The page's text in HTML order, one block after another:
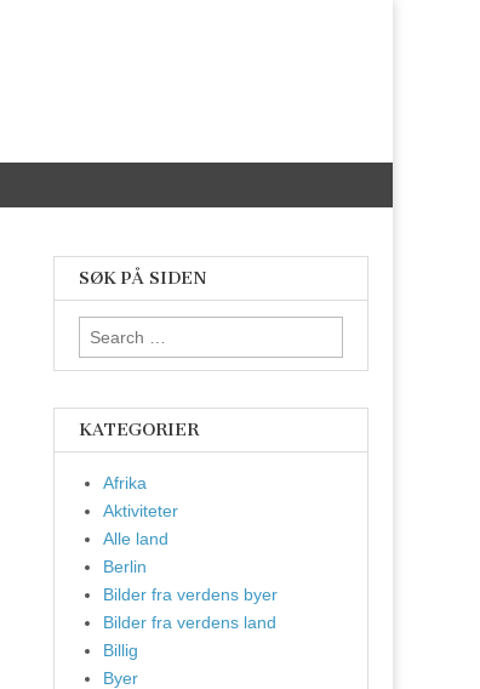
SØK PÅ SIDEN
Search
for:
KATEGORIER
Afrika
Aktiviteter
Alle land
Berlin
Bilder fra verdens byer
Bilder fra verdens land
Billig
Byer